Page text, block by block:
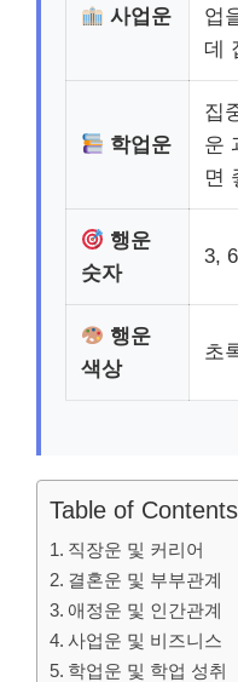
사업운
업
데
학업운
집
운
면
행운
숫자
3,
행운
색상
초
Table of Contents
직장운 및 커리어
결혼운 및 부부관계
애정운 및 인간관계
사업운 및 비즈니스
학업운 및 학업 성취